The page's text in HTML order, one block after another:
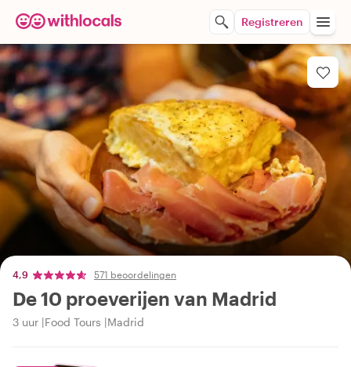
Registreren
4,9 571 beoordelingen
De 10 proeverijen van Madrid
3 uur Food Tours Madrid